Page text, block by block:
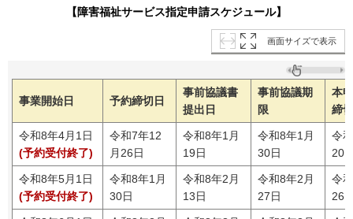
【障害福祉サービス指定申請スケジュール】
画面サイズで表示
事業開始日 予約締切日
事前協議書
提出日
事前協議期
限
本
締
令和8年4月1日
(予約受付終了)
令和7年12
月26日
令和8年1月
19日
令和8年1月
30日
令
20
令和8年5月1日
(予約受付終了)
令和8年1月
30日
令和8年2月
13日
令和8年2月
27日
令
26